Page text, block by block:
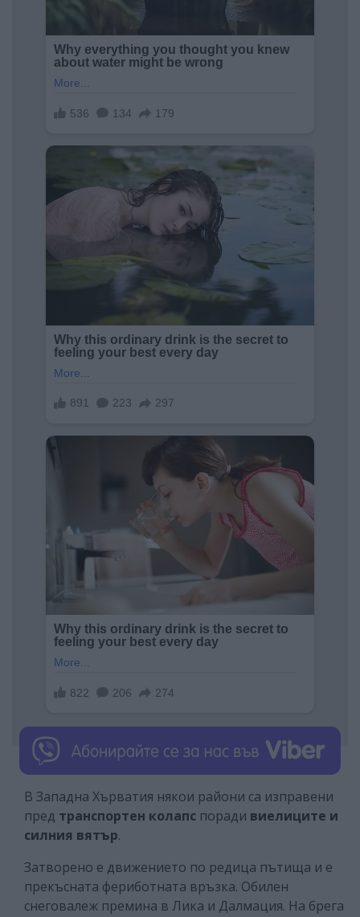
В Западна Хърватия някои райони са изправени
пред транспортен колапс поради виелиците и
силния вятър.
Затворено е движението по редица пътища и е
прекъсната фериботната връзка. Обилен
снеговалеж премина в Лика и Далмация. На брега